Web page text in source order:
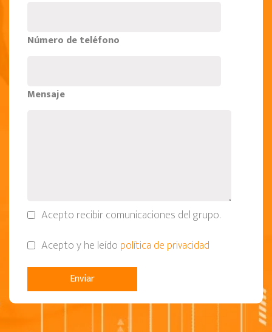
Número de teléfono
Mensaje
Acepto recibir comunicaciones del grupo.
Acepto y he leído política de privacidad